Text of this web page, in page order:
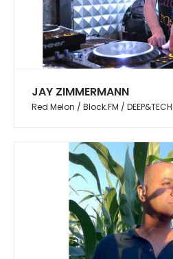
JAY ZIMMERMANN
Red Melon / Block.FM / DEEP&TECH